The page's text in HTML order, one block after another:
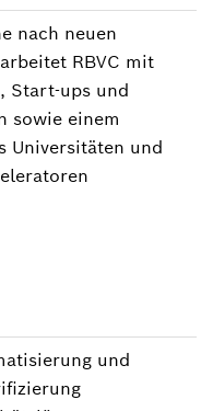
nach neuen
RBVC mit
Start-ups und
sowie einem
Universitäten und
und